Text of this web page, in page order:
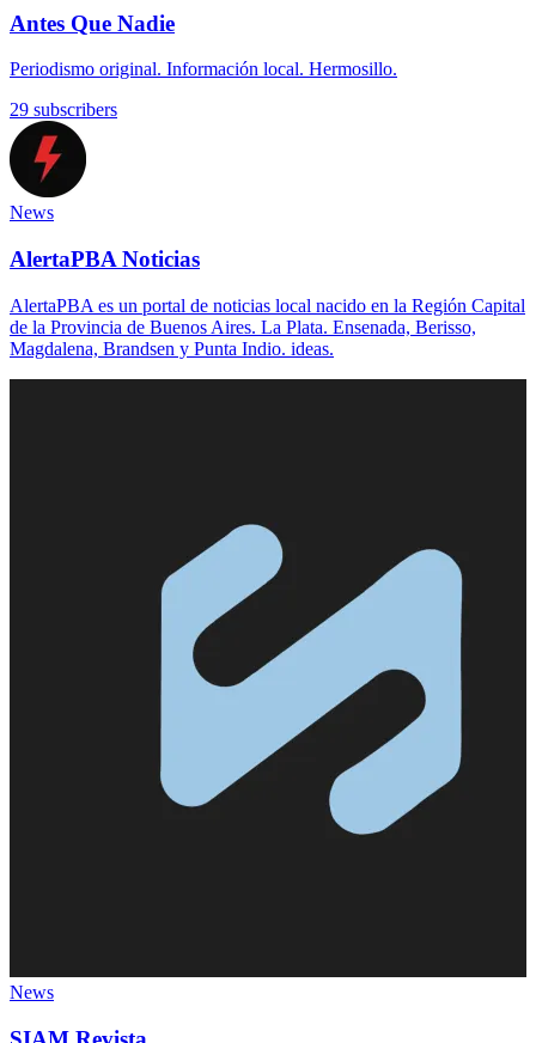
Antes Que Nadie
Periodismo original. Información local. Hermosillo.
29 subscribers
News
AlertaPBA Noticias
AlertaPBA es un portal de noticias local nacido en la Región Capital
de la Provincia de Buenos Aires. La Plata. Ensenada, Berisso,
Magdalena, Brandsen y Punta Indio. ideas.
News